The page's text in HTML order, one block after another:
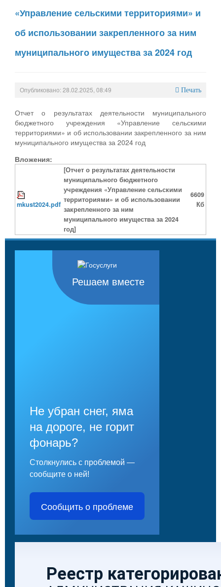
«Управление сельскими территориями» и
об использовании закрепленного за ним
муниципального имущества за 2024 год
Опубликовано: 28.02.2025, 08:49 Печать
Отчет о результатах деятельности муниципального
бюджетного учреждения «Управление сельскими
территориями» и об использовании закрепленного за ним
муниципального имущества за 2024 год
Вложения:
mkust2024.pdf
[Отчет о результатах деятельности
муниципального бюджетного
учреждения «Управление сельскими
территориями» и об использовании
закрепленного за ним
муниципального имущества за 2024
год]
6609
Кб
Решаем вместе
Не убран снег, яма
на дороге, не горит
фонарь?
Столкнулись с проблемой —
сообщите о ней!
Сообщить о проблеме